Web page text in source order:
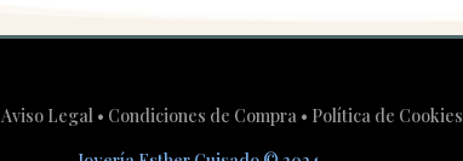
Aviso Legal• Condiciones de Compra• Política de Cookies